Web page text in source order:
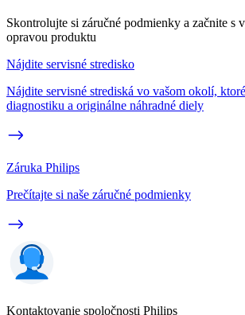
Skontrolujte si záručné podmienky a začnite s
opravou produktu
Nájdite servisné stredisko
Nájdite servisné strediská vo vašom okolí,
diagnostiku a originálne náhradné diely
Záruka Philips
Prečítajte si naše záručné podmienky
Kontaktovanie spoločnosti Philips